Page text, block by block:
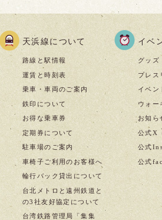
天浜線について
路線と駅情報
運賃と時刻表
乗車・車両のご案内
鉄印について
お得な乗車券
定期券について
駐車場のご案内
車椅子ご利用のお客様へ
輪行バック貸出について
台北メトロと遠州鉄道と
の3社友好協定について
台湾鉄路管理局「集集
イベ
グッズ
プレス
イベン
ウォー
お知ら
公式X
公式
公式